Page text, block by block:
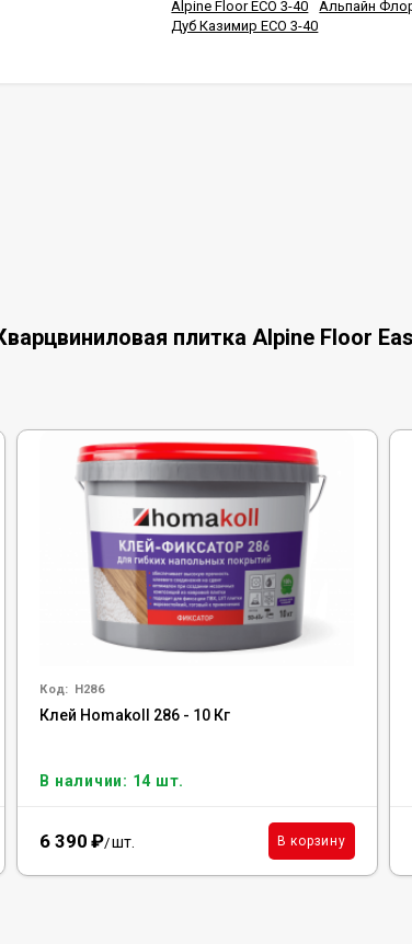
Alpine Floor ЕСО 3-40
Альпайн
Дуб Казимир ЕСО 3-40
плитка Alpine Floor
Код: H286
Клей Homakoll 286 - 10 Кг
В наличии: 14 шт.
6 390 ₽/шт. В корзину